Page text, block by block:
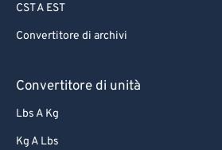
CST A EST
Convertitore di archivi
Convertitore di unità
Lbs A Kg
Kg A Lbs